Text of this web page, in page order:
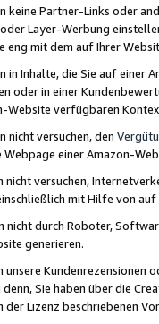
keine Partner-Links oder
Layer-Werbung
eng mit dem auf Ihrer
in Inhalte, die Sie auf einer
oder in einer
Website verfügbaren
nicht versuchen, den
Webpage einer Amazon-
nicht versuchen,
mit Hilfe von
nicht durch Roboter,
generieren.
unsere Kundenrezensionen
denn, Sie haben über die
Lizenz beschriebenen